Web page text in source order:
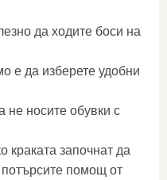
да ходите боси на
е да изберете удобни
не носите обувки с
краката започнат да
помощ от